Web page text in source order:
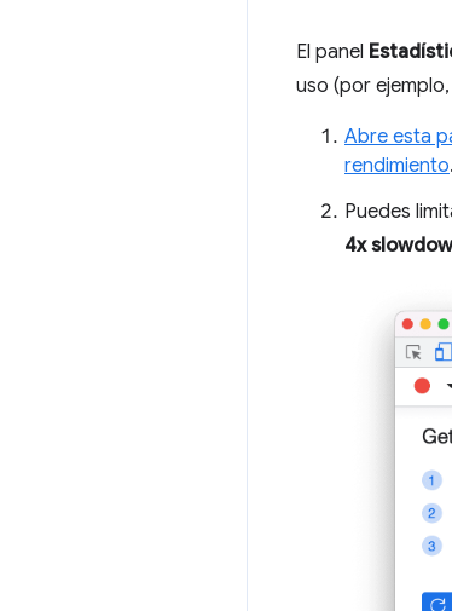
El panel
uso (por
Abre esta
rendimiento.
Puedes
4x